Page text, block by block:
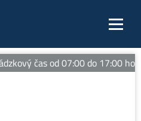
čas od 07:00 do 17:00